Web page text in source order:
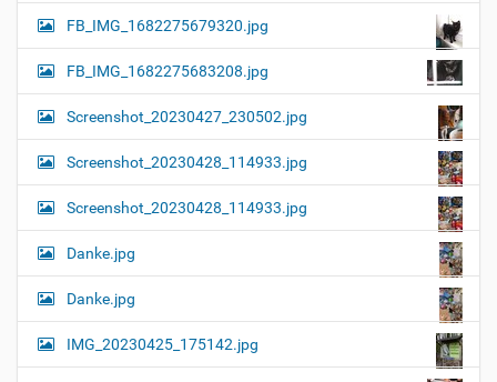
FB_IMG_1682275679320.jpg
FB_IMG_1682275683208.jpg
Screenshot_20230427_230502.jpg
Screenshot_20230428_114933.jpg
Screenshot_20230428_114933.jpg
Danke.jpg
Danke.jpg
IMG_20230425_175142.jpg